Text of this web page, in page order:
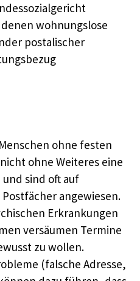
wohnungslose
postalischer
ohne festen
ohne Weiteres eine
sind oft auf
angewiesen.
Erkrankungen
versäumen Termine
zu wollen.
(falsche Adresse,